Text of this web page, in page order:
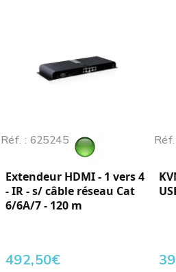
Réf. : 625245
Extendeur HDMI - 1 vers 4
- IR - s/ câble réseau Cat
6/6A/7 - 120 m
492,50€